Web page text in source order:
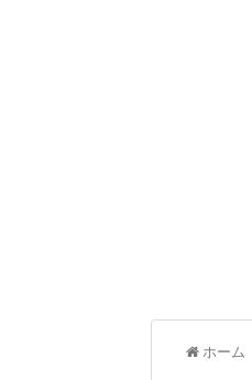
ホーム